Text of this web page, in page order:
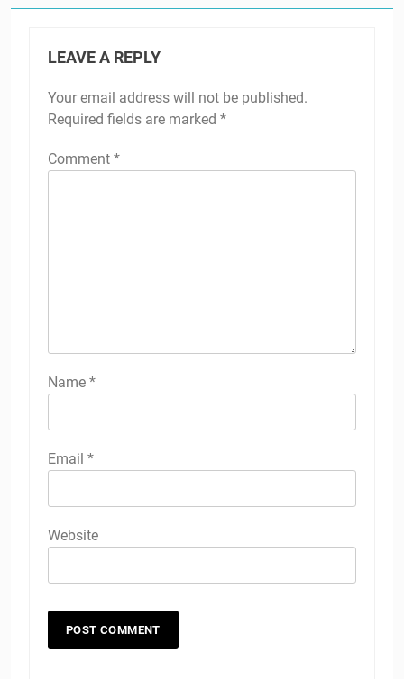
LEAVE A REPLY
Your email address will not be published.
Required fields are marked *
Comment *
Name *
Email *
Website